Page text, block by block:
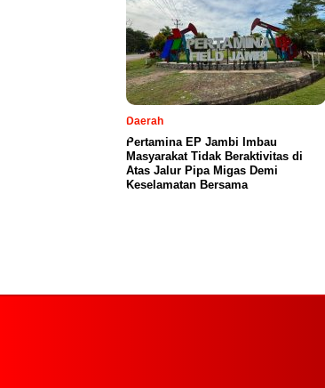
Daerah
Pertamina EP Jambi Imbau
Masyarakat Tidak Beraktivitas di
Atas Jalur Pipa Migas Demi
Keselamatan Bersama